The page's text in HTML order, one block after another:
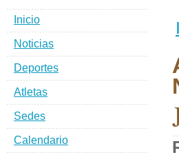
Inicio
Noticias
Deportes
Atletas
Sedes
Calendario